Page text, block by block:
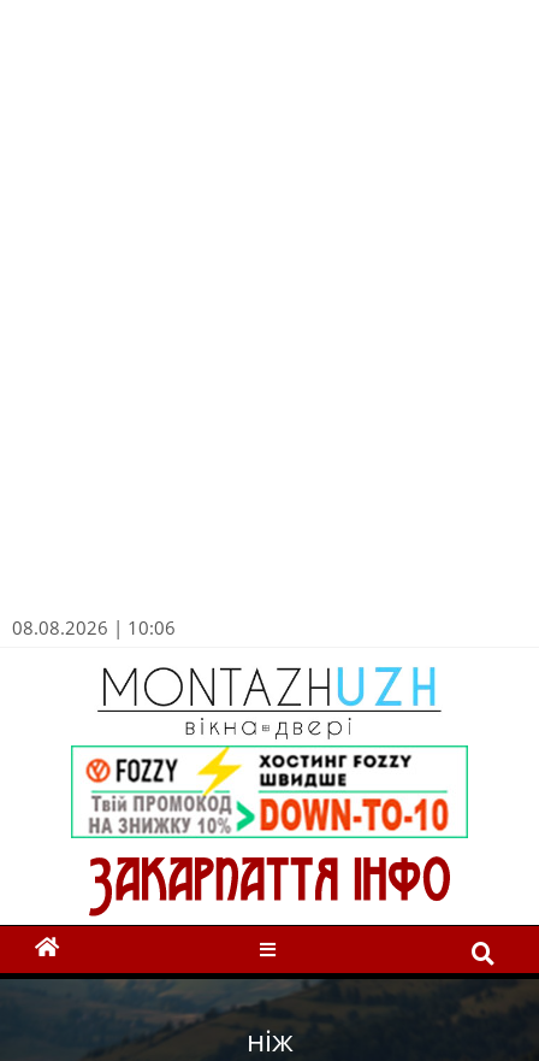
08.08.2026 | 10:06
ніж